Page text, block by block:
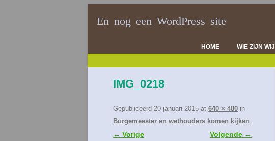
En nog een WordPress site
HOME WIE ZIJN WIJ
IMG_0218
Gepubliceerd 20 januari 2015 at 640 × 480 in
Burgemeester en wethouders komen kijken.
← Vorige Volgende →